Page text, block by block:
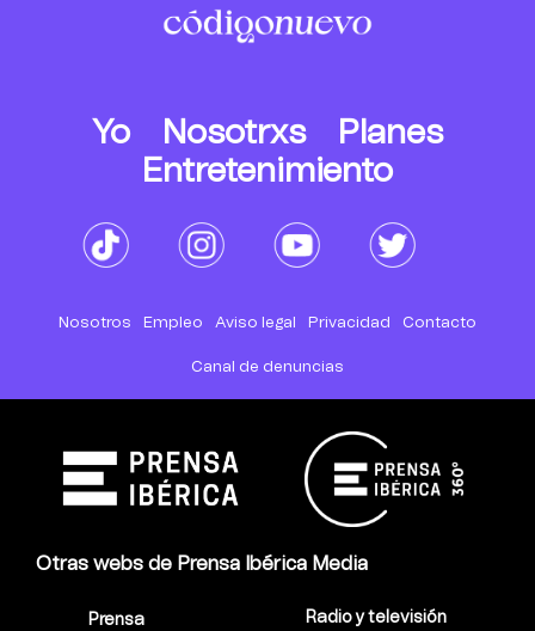
Yo Nosotrxs
Planes
Entretenimiento
Nosotros Empleo Aviso legal Privacidad Contacto
Canal de denuncias
Otras webs de Prensa Ibérica Media
Prensa Radio y televisión